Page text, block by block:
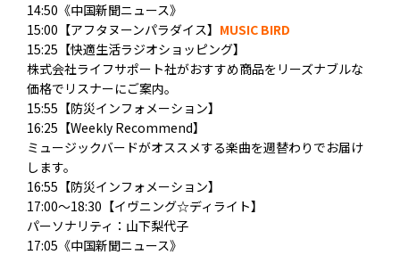
14:50《中国新聞ニュース》
15:00【アフタヌーンパラダイス】 MUSIC BIRD
15:25【快適生活ラジオショッピング】
株式会社ライフサポート社がおすすめ商品をリーズナブルな
価格でリスナーにご案内。
15:55【防災インフォメーション】
16:25【Weekly Recommend】
ミュージックバードがオススメする楽曲を週替わりでお届け
します。
16:55【防災インフォメーション】
17:00～18:30【イヴニング☆ディライト】
パーソナリティ：山下梨代子
17:05《中国新聞ニュース》